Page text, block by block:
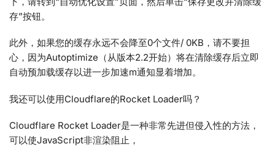
存”按钮。
此外，如果您的缓存永远不会降至0个文件/ 0KB，请不要担
心，因为Autoptimize（从版本2.2开始）将在清除缓存后立即
自动预加载缓存以进一步加速m通知显着增加。
我还可以使用Cloudflare的Rocket Loader吗？
Cloudflare Rocket Loader是一种非常先进但侵入性的方法，
可以使JavaScript非渲染阻止，